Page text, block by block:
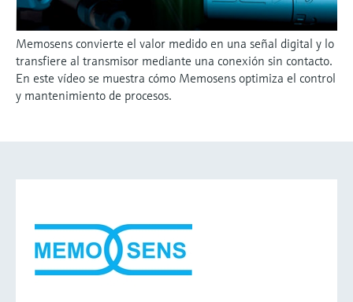
Memosens convierte el valor medido en una señal digital y lo
transfiere al transmisor mediante una conexión sin contacto.
En este vídeo se muestra cómo Memosens optimiza el control
y mantenimiento de procesos.